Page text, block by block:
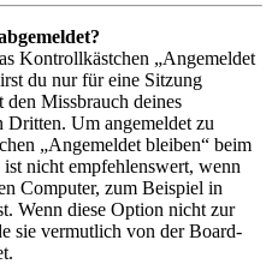
Kontrollkästchen „Angemeldet
du nur für eine Sitzung
den Missbrauch deines
Dritten. Um angemeldet zu
„Angemeldet bleiben“ beim
nicht empfehlenswert, wenn
Computer, zum Beispiel in
Wenn diese Option nicht zur
sie vermutlich von der Board-